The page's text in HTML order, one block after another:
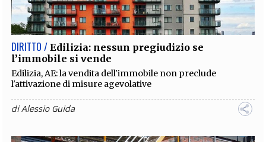
DIRITTO / Edilizia: nessun pregiudizio se
l’immobile si vende
Edilizia, AE: la vendita dell'immobile non preclude
l'attivazione di misure agevolative
diAlessio Guida